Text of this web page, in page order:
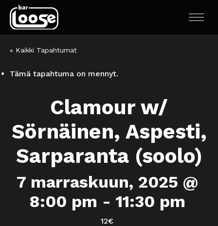
« Kaikki Tapahtumat
Tämä tapahtuma on mennyt.
Clamour w/
Sörnäinen, Aspesti,
Sarparanta (soolo)
7 marraskuun, 2025 @
8:00 pm - 11:30 pm
12€